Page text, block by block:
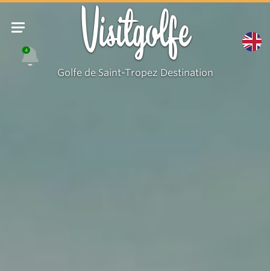
4 Visitgolfe
Golfe de Saint-Tropez Destination